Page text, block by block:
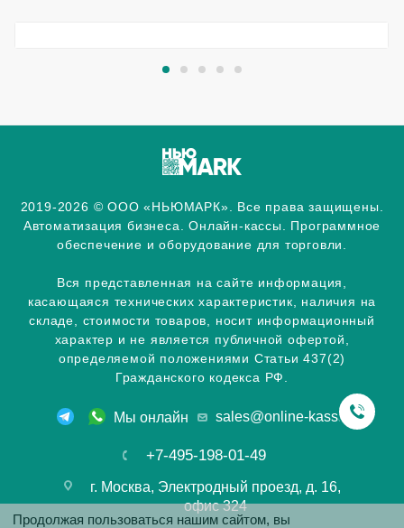
2019-2026 © ООО «НЬЮМАРК». Все права защищены.
Автоматизация бизнеса. Онлайн-кассы. Программное
обеспечение и оборудование для торговли.
Вся представленная на сайте информация,
касающаяся технических характеристик, наличия на
складе, стоимости товаров, носит информационный
характер и не является публичной офертой,
определяемой положениями Статьи 437(2)
Гражданского кодекса РФ.
Мы онлайн sales@online-kassa.info
+7-495-198-01-49
г. Москва, Электродный проезд, д. 16,
офис 324
Продолжая пользоваться нашим сайтом, вы